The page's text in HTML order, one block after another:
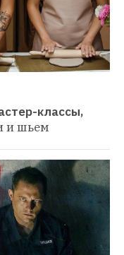
классы,
и шьем